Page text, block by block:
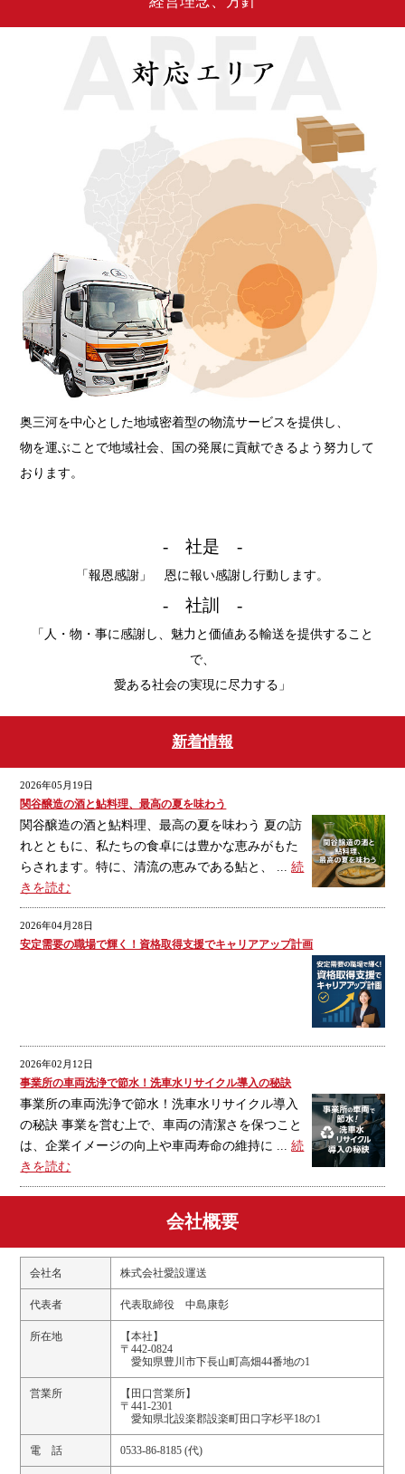
奥三河を中心とした地域密着型の物流サービスを提供し、
物を運ぶことで地域社会、国の発展に貢献できるよう努力して
おります。
- 社是 -
「報恩感謝」 恩に報い感謝し行動します。
- 社訓 -
「人・物・事に感謝し、魅力と価値ある輸送を提供すること
で、
愛ある社会の実現に尽力する」
新着情報
2026年05月19日
関谷醸造の酒と鮎料理、最高の夏を味わう
関谷醸造の酒と鮎料理、最高の夏を味わう 夏の訪
れとともに、私たちの食卓には豊かな恵みがもた
らされます。特に、清流の恵みである鮎と、 ...続
きを読む
2026年04月28日
安定需要の職場で輝く！資格取得支援でキャリアアップ計画
2026年02月12日
事業所の車両洗浄で節水！洗車水リサイクル導入の秘訣
事業所の車両洗浄で節水！洗車水リサイクル導入
の秘訣 事業を営む上で、車両の清潔さを保つこと
は、企業イメージの向上や車両寿命の維持に ...続
きを読む
会社概要
会社名 株式会社愛設運送
代表者 代表取締役 中島康彰
所在地
【本社】
〒442-0824
愛知県豊川市下長山町高畑44番地の1
営業所
【田口営業所】
〒441-2301
愛知県北設楽郡設楽町田口字杉平18の1
電 話 0533-86-8185 (代)